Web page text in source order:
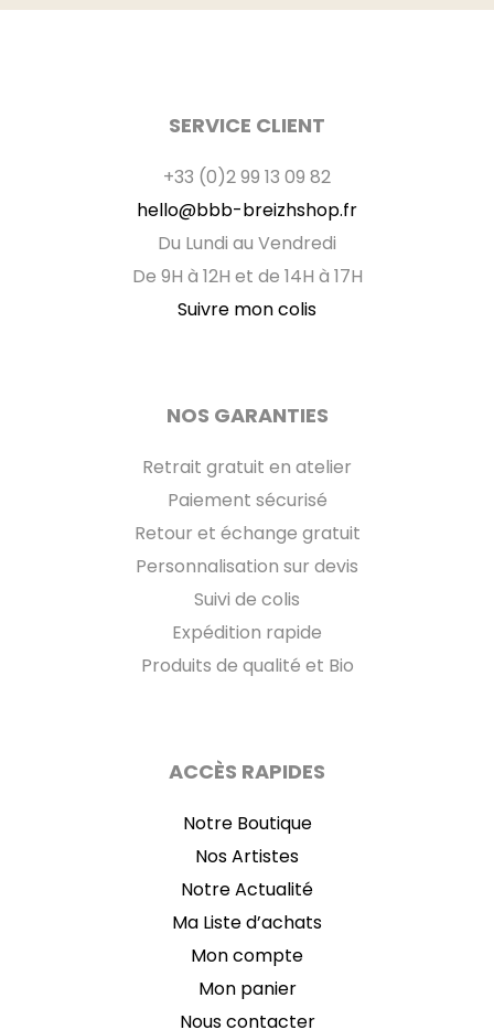
SERVICE CLIENT
+33 (0)2 99 13 09 82
hello@bbb-breizhshop.fr
Du Lundi au Vendredi
De 9H à 12H et de 14H à 17H
Suivre mon colis
NOS GARANTIES
Retrait gratuit en atelier
Paiement sécurisé
Retour et échange gratuit
Personnalisation sur devis
Suivi de colis
Expédition rapide
Produits de qualité et Bio
ACCÈS RAPIDES
Notre Boutique
Nos Artistes
Notre Actualité
Ma Liste d’achats
Mon compte
Mon panier
Nous contacter